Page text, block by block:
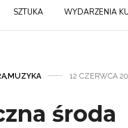
SZTUKA WYDARZENIA
,MUZYKA 12 CZERWCA
środa